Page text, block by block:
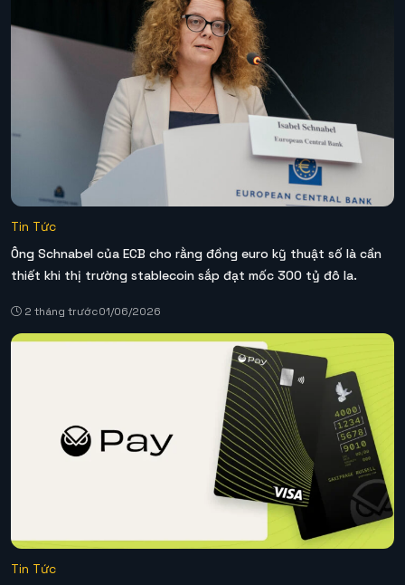
Tin Tức
Ông Schnabel của ECB cho rằng đồng euro kỹ thuật số là cần
thiết khi thị trường stablecoin sắp đạt mốc 300 tỷ đô la.
2 tháng trước01/06/2026
Tin Tức